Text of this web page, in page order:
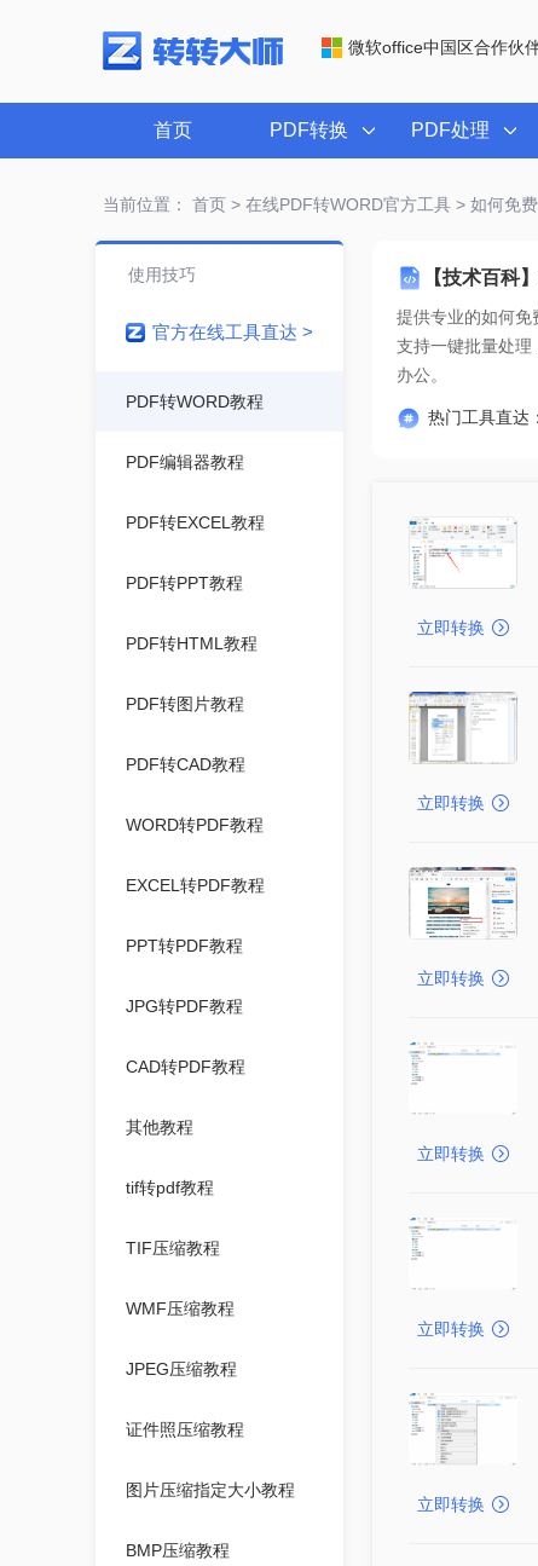
微软office中国区合作伙
首页 PDF转换 PDF处理
当前位置： 首页> 在线PDF转WORD官方工具> 如何免
【技术百科
提供专业的如何免
办公。
热门工具直达：
使用技巧
官方在线工具直达 >
PDF转WORD教程
PDF编辑器教程
PDF转EXCEL教程
PDF转PPT教程
PDF转HTML教程
PDF转图片教程
PDF转CAD教程
WORD转PDF教程
EXCEL转PDF教程
PPT转PDF教程
JPG转PDF教程
CAD转PDF教程
其他教程
tif转pdf教程
TIF压缩教程
WMF压缩教程
JPEG压缩教程
证件照压缩教程
图片压缩指定大小教程
BMP压缩教程
立即转换
立即转换
立即转换
立即转换
立即转换
立即转换